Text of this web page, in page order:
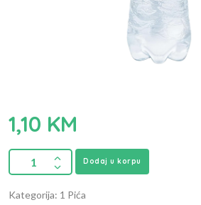
1,10 KM
Dodaj u korpu
Kategorija: 1 Pića